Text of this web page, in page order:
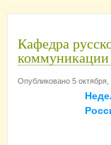
Кафедра
Опубликовано 5